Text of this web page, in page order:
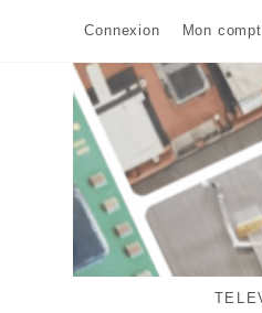
Connexion Mon